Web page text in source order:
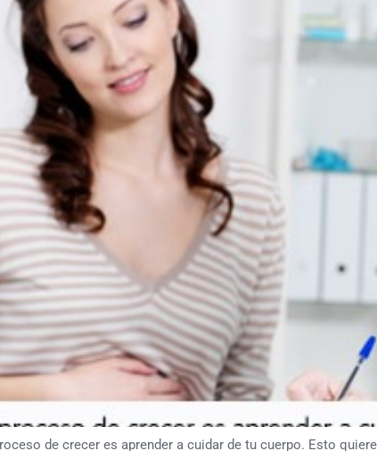
de crecer es aprender a cuidar de tu cuerpo. Esto